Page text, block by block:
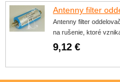
Antenny filter
Antenny filter
na rušenie, ktoré
9,12 €